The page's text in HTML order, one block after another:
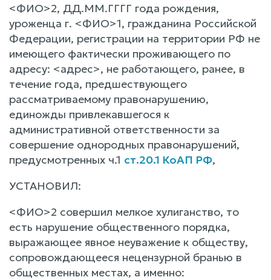
<ФИО>2, ДД.ММ.ГГГГ года рождения,
уроженца г. <ФИО>1, гражданина Российской
Федерации, регистрации на территории РФ не
имеющего фактически проживающего по
адресу: <адрес>, не работающего, ранее, в
течение года, предшествующего
рассматриваемому правонарушению,
единожды привлекавшегося к
административной ответственности за
совершение однородных правонарушений,
предусмотренных ч.1 ст.20.1 КоАП РФ,
УСТАНОВИЛ:
<ФИО>2 совершил мелкое хулиганство, то
есть нарушение общественного порядка,
выражающее явное неуважение к обществу,
сопровождающееся нецензурной бранью в
общественных местах, а именно: